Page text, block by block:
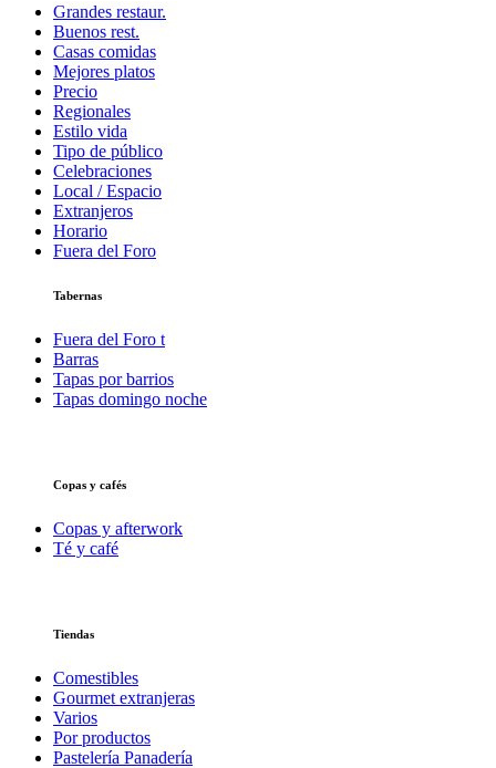
Grandes restaur.
Buenos rest.
Casas comidas
Mejores platos
Precio
Regionales
Estilo vida
Tipo de público
Celebraciones
Local / Espacio
Extranjeros
Horario
Fuera del Foro
Tabernas
Fuera del Foro t
Barras
Tapas por barrios
Tapas domingo noche
Copas y cafés
Copas y afterwork
Té y café
Tiendas
Comestibles
Gourmet extranjeras
Varios
Por productos
Pastelería Panadería